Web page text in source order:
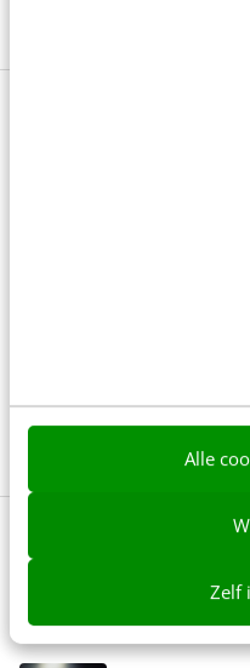
Alle
Zelf
Anderen lezen ook